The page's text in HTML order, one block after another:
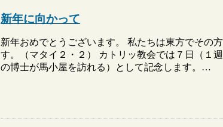
新年に向かって
新年おめでとうございます。 私たちは東方でその
す。（マタイ２・２） カトリッ教会では７日（１
の博士が馬小屋を訪れる）として記念します。…